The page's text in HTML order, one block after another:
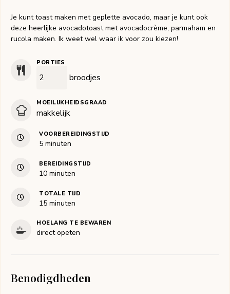
Je kunt toast maken met geplette avocado, maar je kunt ook
deze heerlijke avocadotoast met avocadocrème, parmaham en
rucola maken. Ik weet wel waar ik voor zou kiezen!
PORTIES
broodjes
MOEILIJKHEIDSGRAAD
makkelijk
VOORBEREIDINGSTIJD
5minuten
minuten
BEREIDINGSTIJD
10minuten
minuten
TOTALE TIJD
15minuten
minuten
HOELANG TE BEWAREN
direct opeten
Benodigdheden